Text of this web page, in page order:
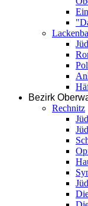
Bezirk
Rechnitz